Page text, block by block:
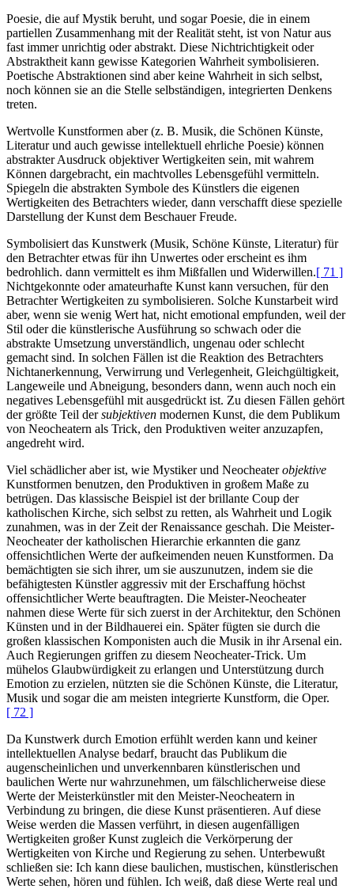
Poesie, die auf Mystik beruht, und sogar Poesie, die in einem
partiellen Zusammenhang mit der Realität steht, ist von Natur aus
fast immer unrichtig oder abstrakt. Diese Nichtrichtigkeit oder
Abstraktheit kann gewisse Kategorien Wahrheit symbolisieren.
Poetische Abstraktionen sind aber keine Wahrheit in sich selbst,
noch können sie an die Stelle selbständigen, integrierten Denkens
treten.
Wertvolle Kunstformen aber (z. B. Musik, die Schönen Künste,
Literatur und auch gewisse intellektuell ehrliche Poesie) können
abstrakter Ausdruck objektiver Wertigkeiten sein, mit wahrem
Können dargebracht, ein machtvolles Lebensgefühl vermitteln.
Spiegeln die abstrakten Symbole des Künstlers die eigenen
Wertigkeiten des Betrachters wieder, dann verschafft diese spezielle
Darstellung der Kunst dem Beschauer Freude.
Symbolisiert das Kunstwerk (Musik, Schöne Künste, Literatur) für
den Betrachter etwas für ihn Unwertes oder erscheint es ihm
bedrohlich. dann vermittelt es ihm Mißfallen und Widerwillen.[ 71 ]
Nichtgekonnte oder amateurhafte Kunst kann versuchen, für den
Betrachter Wertigkeiten zu symbolisieren. Solche Kunstarbeit wird
aber, wenn sie wenig Wert hat, nicht emotional empfunden, weil der
Stil oder die künstlerische Ausführung so schwach oder die
abstrakte Umsetzung unverständlich, ungenau oder schlecht
gemacht sind. In solchen Fällen ist die Reaktion des Betrachters
Nichtanerkennung, Verwirrung und Verlegenheit, Gleichgültigkeit,
Langeweile und Abneigung, besonders dann, wenn auch noch ein
negatives Lebensgefühl mit ausgedrückt ist. Zu diesen Fällen gehört
der größte Teil dersubjektiven modernen Kunst, die dem Publikum
von Neocheatern als Trick, den Produktiven weiter anzuzapfen,
angedreht wird.
Viel schädlicher aber ist, wie Mystiker und Neocheaterobjektive
Kunstformen benutzen, den Produktiven in großem Maße zu
betrügen. Das klassische Beispiel ist der brillante Coup der
katholischen Kirche, sich selbst zu retten, als Wahrheit und Logik
zunahmen, was in der Zeit der Renaissance geschah. Die Meister-
Neocheater der katholischen Hierarchie erkannten die ganz
offensichtlichen Werte der aufkeimenden neuen Kunstformen. Da
bemächtigten sie sich ihrer, um sie auszunutzen, indem sie die
befähigtesten Künstler aggressiv mit der Erschaffung höchst
offensichtlicher Werte beauftragten. Die Meister-Neocheater
nahmen diese Werte für sich zuerst in der Architektur, den Schönen
Künsten und in der Bildhauerei ein. Später fügten sie durch die
großen klassischen Komponisten auch die Musik in ihr Arsenal ein.
Auch Regierungen griffen zu diesem Neocheater-Trick. Um
mühelos Glaubwürdigkeit zu erlangen und Unterstützung durch
Emotion zu erzielen, nützten sie die Schönen Künste, die Literatur,
Musik und sogar die am meisten integrierte Kunstform, die Oper.
[ 72 ]
Da Kunstwerk durch Emotion erfühlt werden kann und keiner
intellektuellen Analyse bedarf, braucht das Publikum die
augenscheinlichen und unverkennbaren künstlerischen und
baulichen Werte nur wahrzunehmen, um fälschlicherweise diese
Werte der Meisterkünstler mit den Meister-Neocheatern in
Verbindung zu bringen, die diese Kunst präsentieren. Auf diese
Weise werden die Massen verführt, in diesen augenfälligen
Wertigkeiten großer Kunst zugleich die Verkörperung der
Wertigkeiten von Kirche und Regierung zu sehen. Unterbewußt
schließen sie: Ich kann diese baulichen, mustischen, künstlerischen
Werte sehen, hören und fühlen. Ich weiß, daß diese Werte real und